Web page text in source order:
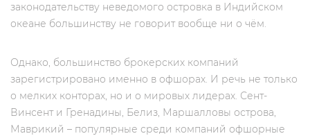
законодательству неведомого островка в Индийском
океане большинству не говорит вообще ни о чём.
Однако, большинство брокерских компаний
зарегистрировано именно в офшорах. И речь не только
о мелких конторах, но и о мировых лидерах. Сент-
Винсент и Гренадины, Белиз, Маршалловы острова,
Маврикий – популярные среди компаний офшорные